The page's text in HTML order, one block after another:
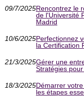
09/7/2025Rencontrez le
de l'Université
Madrid
10/6/2025Perfectionnez
la Certification
21/3/2025Gérer une
Stratégies
18/3/2025Démarrer
les étapes